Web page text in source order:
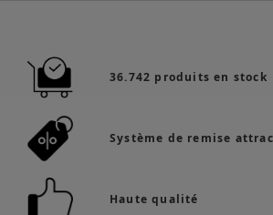
36.742 produits en stock
Système de remise
Haute qualité